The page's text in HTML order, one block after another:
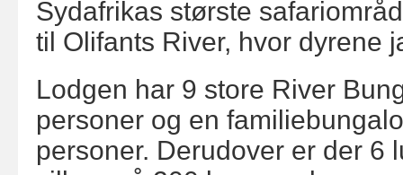
Sydafrikas største
til Olifants River, hvor dyrene
Lodgen har 9 store River
personer og en
personer. Derudover er der 6